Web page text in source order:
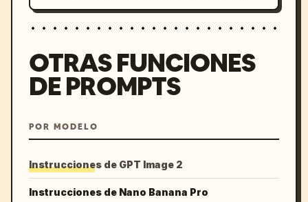
OTRAS FUNCIONES
DE PROMPTS
POR MODELO
Instrucciones de GPT Image 2
Instrucciones de Nano Banana Pro